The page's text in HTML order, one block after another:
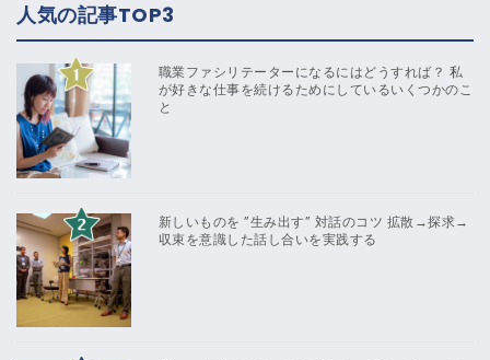
人気の記事TOP3
職業ファシリテーターになるにはどうすれば？ 私
が好きな仕事を続けるためにしているいくつかのこ
と
新しいものを ”生み出す” 対話のコツ 拡散→探求→
収束を意識した話し合いを実践する